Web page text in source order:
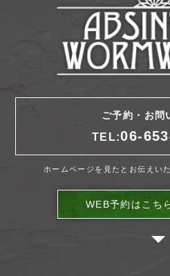
ご予約・お問
TEL:06-
ホームページを見たとお伝えい
WEB予約はこち